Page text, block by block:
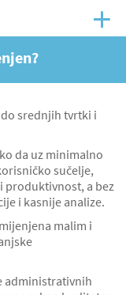
srednjih tvrtki i
da uz minimalno
sučelje,
produktivnost, a bez
i kasnije analize.
malim i
administrativnih